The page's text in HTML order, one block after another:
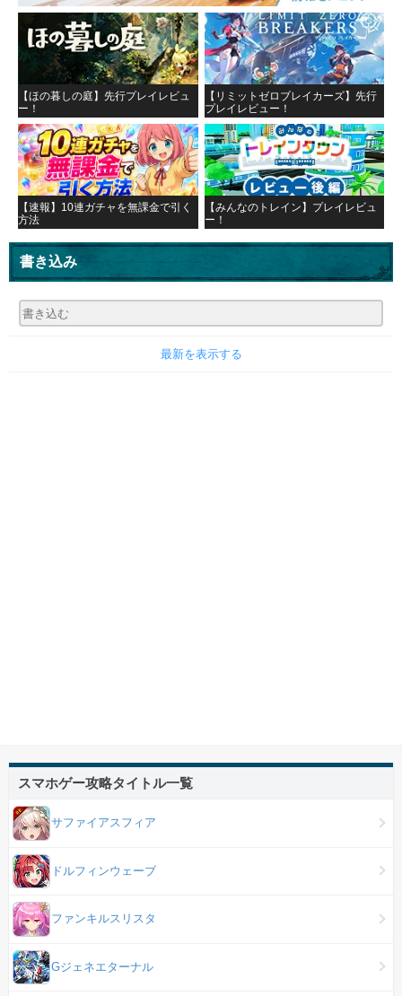
【ほの暮しの庭】先行プレイレビュ
ー！
【リミットゼロブレイカーズ】先行
プレイレビュー！
【速報】10連ガチャを無課金で引く
方法
【みんなのトレイン】プレイレビュ
ー！
書き込み
最新を表示する
スマホゲー攻略タイトル一覧
サファイアスフィア
ドルフィンウェーブ
ファンキルスリスタ
Gジェネエターナル